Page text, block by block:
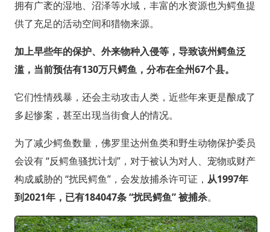
拥有广袤的湿地、沼泽等水域，丰富的水资源也为鳄鱼提
供了充足的活动空间和猎物来源。
加上早些年的保护、外来物种入侵等，导致该州鳄鱼泛
滥，当前预估有130万只鳄鱼，分布在全州67个县。
它们性情残暴，还会主动攻击人类，近些年来更是酿成了
多起惨案，甚至出现当街食人的情况。
为了减少鳄鱼数量，佛罗里达州鱼类和野生动物保护委员
会设有 “反鳄鱼骚扰计划”，对于被认为对人、宠物或财产
构成威胁的 “扰民鳄鱼”，会发放捕杀许可证， 从1997年
到2021年，已有184047条 “扰民鳄鱼” 被捕杀。